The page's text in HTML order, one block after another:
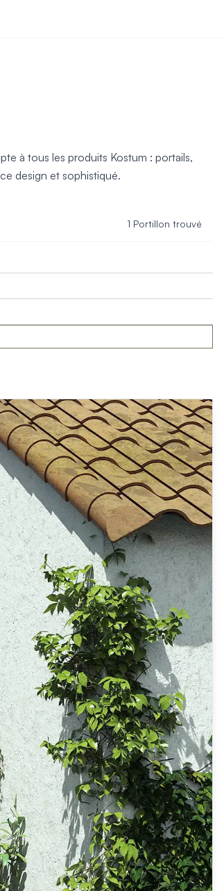
à tous les produits Kostum : portails,
design et sophistiqué.
1 Portillon trouvé